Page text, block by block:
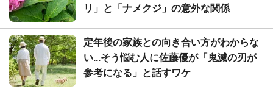
リ」と「ナメクジ」の意外な関係
定年後の家族との向き合い方がわからな
い...そう悩む人に佐藤優が「鬼滅の刃が
参考になる」と話すワケ